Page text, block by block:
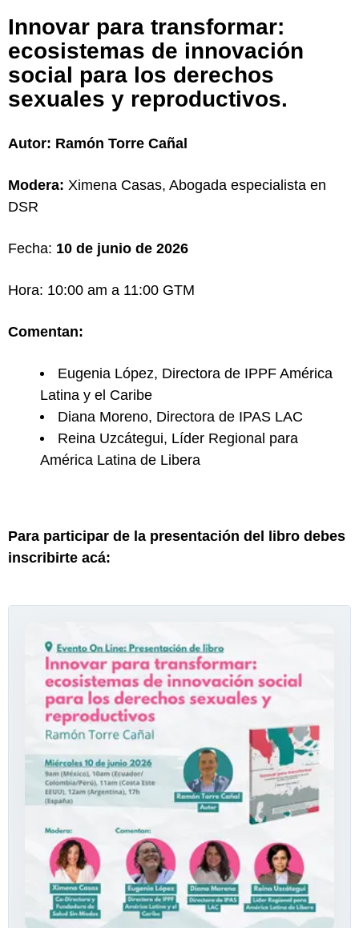
Innovar para transformar:
ecosistemas de innovación
social para los derechos
sexuales y reproductivos.
Autor: Ramón Torre Cañal
Modera: Ximena Casas, Abogada especialista en
DSR
Fecha: 10 de junio de 2026
Hora: 10:00 am a 11:00 GTM
Comentan:
​Eugenia López, Directora de IPPF América
Latina y el Caribe
​Diana Moreno, Directora de IPAS LAC
​Reina Uzcátegui, Líder Regional para
América Latina de Libera
Para participar de la presentación del libro debes
inscribirte acá: